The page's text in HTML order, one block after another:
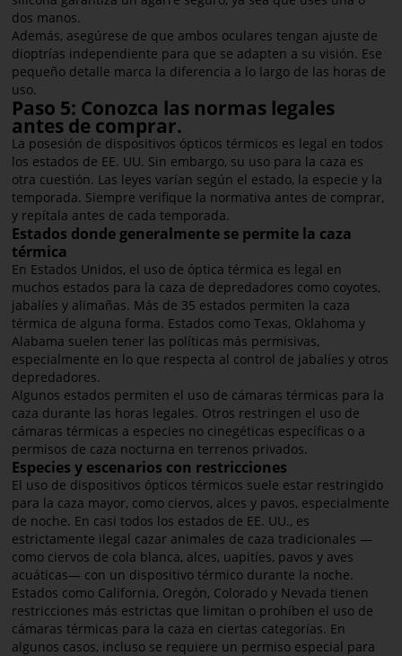
dos manos.
Además, asegúrese de que ambos oculares tengan ajuste de
dioptrías independiente para que se adapten a su visión. Ese
pequeño detalle marca la diferencia a lo largo de las horas de
uso.
Paso 5: Conozca las normas legales
antes de comprar.
La posesión de dispositivos ópticos térmicos es legal en todos
los estados de EE. UU. Sin embargo, su uso para la caza es
otra cuestión. Las leyes varían según el estado, la especie y la
temporada. Siempre verifique la normativa antes de comprar,
y repítala antes de cada temporada.
Estados donde generalmente se permite la caza
térmica
En Estados Unidos, el uso de óptica térmica es legal en
muchos estados para la caza de depredadores como coyotes,
jabalíes y alimañas. Más de 35 estados permiten la caza
térmica de alguna forma. Estados como Texas, Oklahoma y
Alabama suelen tener las políticas más permisivas,
especialmente en lo que respecta al control de jabalíes y otros
depredadores.
Algunos estados permiten el uso de cámaras térmicas para la
caza durante las horas legales. Otros restringen el uso de
cámaras térmicas a especies no cinegéticas específicas o a
permisos de caza nocturna en terrenos privados.
Especies y escenarios con restricciones
El uso de dispositivos ópticos térmicos suele estar restringido
para la caza mayor, como ciervos, alces y pavos, especialmente
de noche. En casi todos los estados de EE. UU., es
estrictamente ilegal cazar animales de caza tradicionales —
como ciervos de cola blanca, alces, uapitíes, pavos y aves
acuáticas— con un dispositivo térmico durante la noche.
Estados como California, Oregón, Colorado y Nevada tienen
restricciones más estrictas que limitan o prohíben el uso de
cámaras térmicas para la caza en ciertas categorías. En
algunos casos, incluso se requiere un permiso especial para